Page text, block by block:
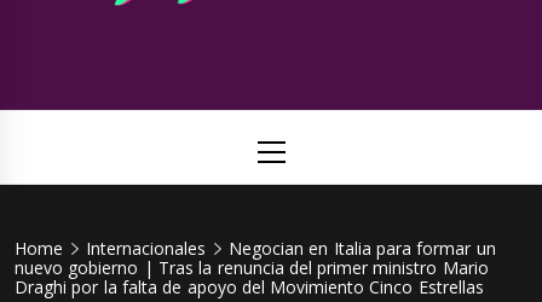
Viral
Menu
Home Internacionales
Negocian en Italia para formar un
nuevo gobierno | Tras la renuncia del primer ministro Mario
Draghi por la falta de apoyo del Movimiento Cinco Estrellas